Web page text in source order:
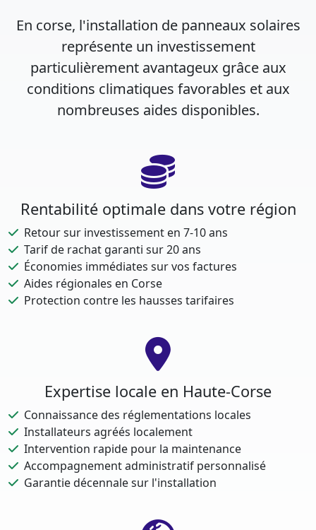
En corse, l'installation de panneaux solaires
représente un investissement
particulièrement avantageux grâce aux
conditions climatiques favorables et aux
nombreuses aides disponibles.
Rentabilité optimale dans votre région
Retour sur investissement en 7-10 ans
Tarif de rachat garanti sur 20 ans
Économies immédiates sur vos factures
Aides régionales en Corse
Protection contre les hausses tarifaires
Expertise locale en Haute-Corse
Connaissance des réglementations locales
Installateurs agréés localement
Intervention rapide pour la maintenance
Accompagnement administratif personnalisé
Garantie décennale sur l'installation